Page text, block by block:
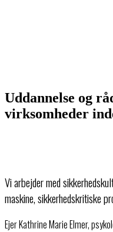
Uddannelse og
virksomheder
Vi arbejder med
maskine, sikkerhedskritiske
Ejer Kathrine Marie Elmer,